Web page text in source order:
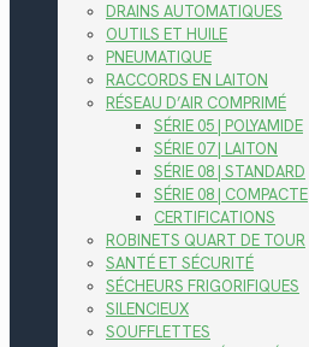
DRAINS AUTOMATIQUES
OUTILS ET HUILE
PNEUMATIQUE
RACCORDS EN LAITON
RÉSEAU D’AIR COMPRIMÉ
SÉRIE 05 | POLYAMIDE
SÉRIE 07 | LAITON
SÉRIE 08 | STANDARD
SÉRIE 08 | COMPACTE
CERTIFICATIONS
ROBINETS QUART DE TOUR
SANTÉ ET SÉCURITÉ
SÉCHEURS FRIGORIFIQUES
SILENCIEUX
SOUFFLETTES